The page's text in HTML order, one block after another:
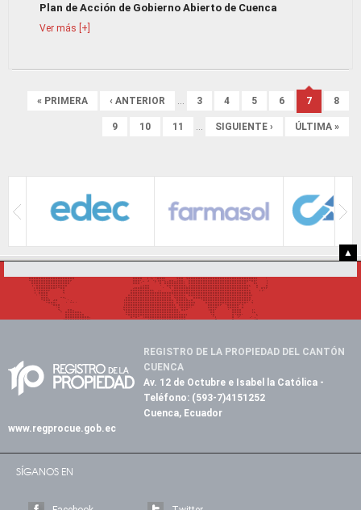
Plan de Acción de Gobierno Abierto de Cuenca
Ver más [+]
« PRIMERA ‹ ANTERIOR … 3 4 5 6 7 8
9 10 11 … SIGUIENTE › ÚLTIMA »
▲
REGISTRO DE LA PROPIEDAD DEL CANTÓN
CUENCA
Av. 12 de Octubre e Isabel la Católica -
Teléfono: (593-7)4151252
Cuenca, Ecuador
www.regprocue.gob.ec
SÍGANOS EN